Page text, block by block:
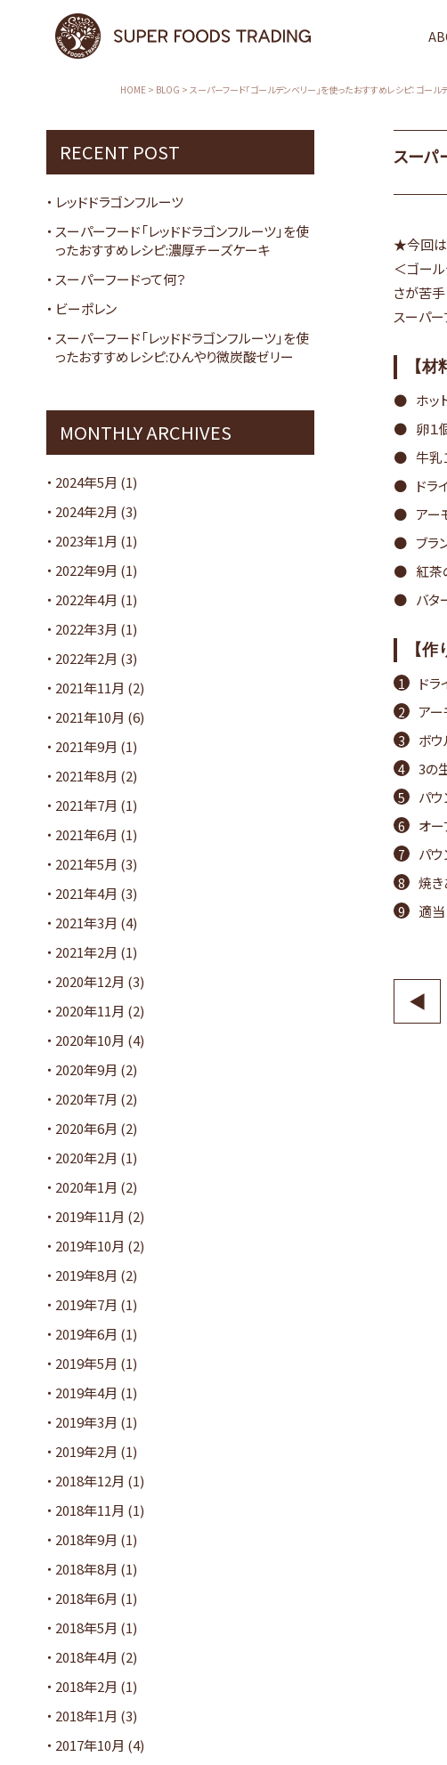
HOME> BLOG > スーパーフード「ゴールデンベリー」を使ったおすすめレシピ：ゴー
RECENT POST
レッドドラゴンフルーツ
スーパーフード「レッドドラゴンフルーツ」を使
ったおすすめレシピ:濃厚チーズケーキ
スーパーフードって何？
ビーポレン
スーパーフード「レッドドラゴンフルーツ」を使
ったおすすめレシピ:ひんやり微炭酸ゼリー
MONTHLY ARCHIVES
2024年5月 (1)
2024年2月 (3)
2023年1月 (1)
2022年9月 (1)
2022年4月 (1)
2022年3月 (1)
2022年2月 (3)
2021年11月 (2)
2021年10月 (6)
2021年9月 (1)
2021年8月 (2)
2021年7月 (1)
2021年6月 (1)
2021年5月 (3)
2021年4月 (3)
2021年3月 (4)
2021年2月 (1)
2020年12月 (3)
2020年11月 (2)
2020年10月 (4)
2020年9月 (2)
2020年7月 (2)
2020年6月 (2)
2020年2月 (1)
2020年1月 (2)
2019年11月 (2)
2019年10月 (2)
2019年8月 (2)
2019年7月 (1)
2019年6月 (1)
2019年5月 (1)
2019年4月 (1)
2019年3月 (1)
2019年2月 (1)
2018年12月 (1)
2018年11月 (1)
2018年9月 (1)
2018年8月 (1)
2018年6月 (1)
2018年5月 (1)
2018年4月 (2)
2018年2月 (1)
2018年1月 (3)
2017年10月 (4)
スーパ
★今回は
＜ゴー
さが苦手
スーパー
【
ホッ
卵１
牛乳
ドラ
アー
ブラ
紅茶
バ
【作
ド
アー
ボウ
3の
パウ
オー
パウ
焼き
適
◀